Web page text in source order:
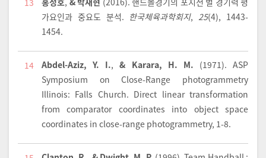
가요인과 중요도 분석. 한국체육과학회지, 25(4), 1443-
1454.
14 Abdel-Aziz, Y. I.,& Karara, H. M. (1971). ASP
Symposium on Close-Range photogrammetry
Illinois: Falls Church. Direct linear transformation
from comparator coordinates into object space
coordinates in close-range photogrammetry, 1-8.